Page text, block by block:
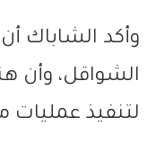
وأكد الشاباك
الشواقل، وأن
لتنفيذ